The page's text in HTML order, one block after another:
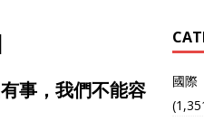
事，我們不能容
國際